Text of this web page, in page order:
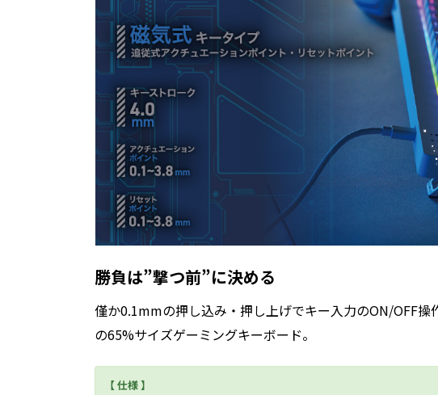
勝負は”撃つ前”に決める
僅か0.1mmの押し込み・押し上げでキー入力のON/OFF
の65%サイズゲーミングキーボード。
【 仕様 】